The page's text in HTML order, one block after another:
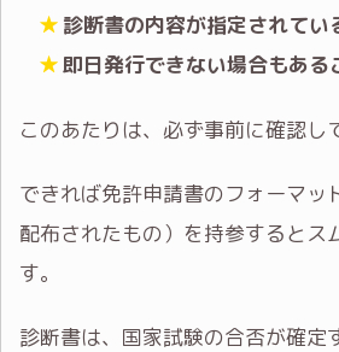
診断書の内容が指定されてい
即日発行できない場合もある
このあたりは、必ず事前に確認し
できれば免許申請書のフォーマッ
配布されたもの）を持参するとス
す。
診断書は、国家試験の合否が確定